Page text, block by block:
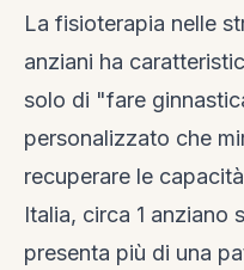
La fisioterapia nelle
anziani ha
solo di "fare
personalizzato che
recuperare le
Italia, circa 1 anziano
presenta più di una